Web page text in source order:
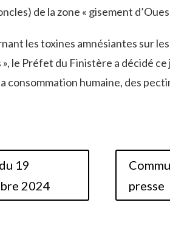
de la zone « gisement
les toxines amnésiantes sur
le Préfet du Finistère a décidé
humaine, des
19
2024
presse